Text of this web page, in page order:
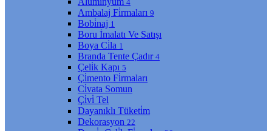
4
Ambalaj Fi̇rmaları 9
Bobi̇naj 1
Boru İmalatı Ve Satışı
Boya Ci̇la 1
Branda Tente Çadır 4
Çeli̇k Kapı 5
Çi̇mento Fi̇rmaları
Ci̇vata Somun
Çi̇vi̇ Tel
Dayanıklı Tüketi̇m
Dekorasyon 22